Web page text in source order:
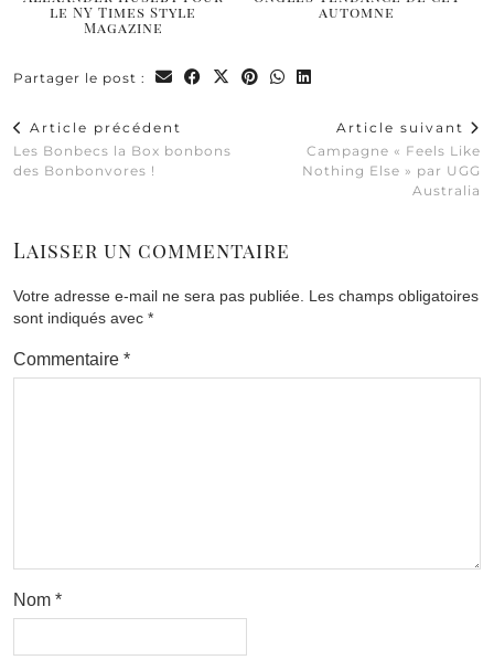
le NY Times Style
Magazine
automne
Partager le post :
Article précédent
Les Bonbecs la Box bonbons
des Bonbonvores !
Article suivant
Campagne « Feels Like
Nothing Else » par UGG
Australia
Laisser un commentaire
Votre adresse e-mail ne sera pas publiée. Les champs obligatoires
sont indiqués avec *
Commentaire *
Nom *